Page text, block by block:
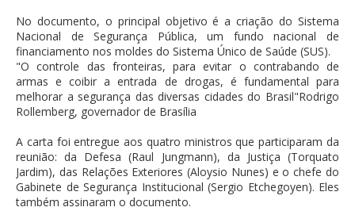
No documento, o principal objetivo é a criação do Sistema
Nacional de Segurança Pública, um fundo nacional de
financiamento nos moldes do Sistema Único de Saúde (SUS).
"O controle das fronteiras, para evitar o contrabando de
armas e coibir a entrada de drogas, é fundamental para
melhorar a segurança das diversas cidades do Brasil"Rodrigo
Rollemberg, governador de Brasília
A carta foi entregue aos quatro ministros que participaram da
reunião: da Defesa (Raul Jungmann), da Justiça (Torquato
Jardim), das Relações Exteriores (Aloysio Nunes) e o chefe do
Gabinete de Segurança Institucional (Sergio Etchegoyen). Eles
também assinaram o documento.